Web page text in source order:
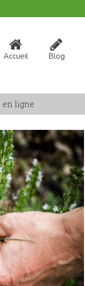
Accueil Blog
en ligne